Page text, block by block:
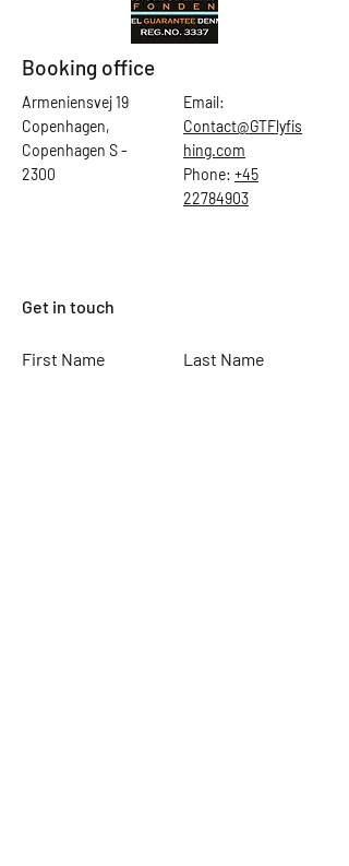
Booking office
Armeniensvej 19
Copenhagen,
Copenhagen S -
2300
Email:
Contact@GTFlyfis
hing.com
Phone: +45
22784903
Get in touch
First Name Last Name